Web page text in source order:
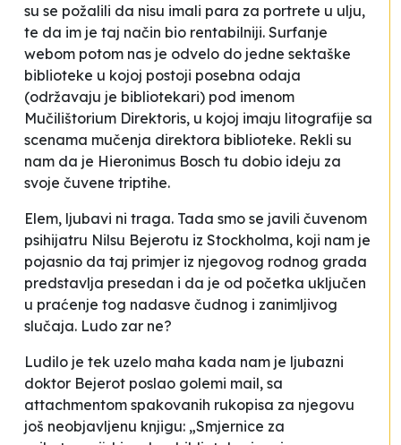
su se požalili da nisu imali para za portrete u ulju,
te da im je taj način bio rentabilniji. Surfanje
webom potom nas je odvelo do jedne sektaške
biblioteke u kojoj postoji posebna odaja
(održavaju je bibliotekari) pod imenom
Mučilištorium Direktoris, u kojoj imaju litografije sa
scenama mučenja direktora biblioteke. Rekli su
nam da je Hieronimus Bosch tu dobio ideju za
svoje čuvene triptihe.
Elem, ljubavi ni traga. Tada smo se javili čuvenom
psihijatru Nilsu Bejerotu iz Stockholma, koji nam je
pojasnio da taj primjer iz njegovog rodnog grada
predstavlja presedan i da je od početka uključen
u praćenje tog nadasve čudnog i zanimljivog
slučaja. Ludo zar ne?
Ludilo je tek uzelo maha kada nam je ljubazni
doktor Bejerot poslao golemi mail, sa
attachmentom spakovanih rukopisa za njegovu
još neobjavljenu knjigu: „Smjernice za